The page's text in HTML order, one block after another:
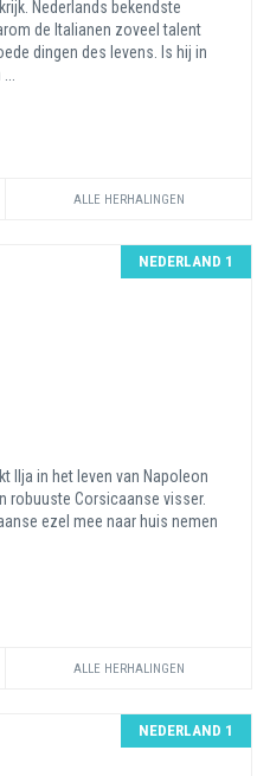
Nederlands bekendste
de Italianen zoveel talent
dingen des levens. Is hij in
ALLE HERHALINGEN
NEDERLAND 1
Ilja in het leven van Napoleon
robuuste Corsicaanse visser.
ezel mee naar huis nemen
ALLE HERHALINGEN
NEDERLAND 1